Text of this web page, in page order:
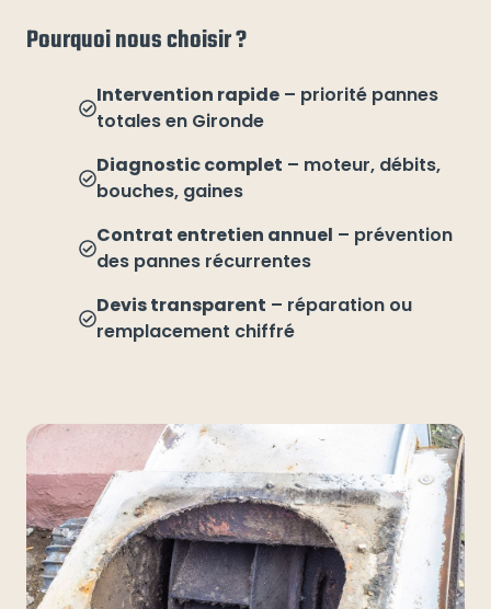
Pourquoi nous choisir ?
Intervention rapide – priorité pannes
totales en Gironde
Diagnostic complet – moteur, débits,
bouches, gaines
Contrat entretien annuel – prévention
des pannes récurrentes
Devis transparent – réparation ou
remplacement chiffré